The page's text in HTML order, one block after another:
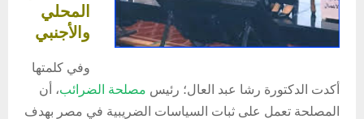
المحلي
والأجنبي
وفي كلمتها
أكدت الدكتورة رشا عبد العال؛ رئيس مصلحة الضرائب، أن
المصلحة تعمل على ثبات السياسات الضريبية في مصر بهدف